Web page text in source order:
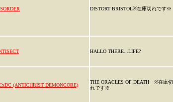
DISTORT BRISTOL※在庫切れです※
HALLO THERE...LIFE?
(ANTICHRIST DEMONCORE)
THE ORACLES OF DEATH ※在庫切
れです※